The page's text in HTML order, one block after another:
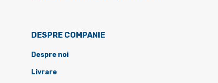
DESPRE COMPANIE
Despre noi
Livrare